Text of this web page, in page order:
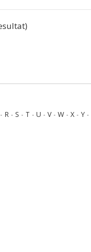
- R - S - T - U - V- W - X - Y -